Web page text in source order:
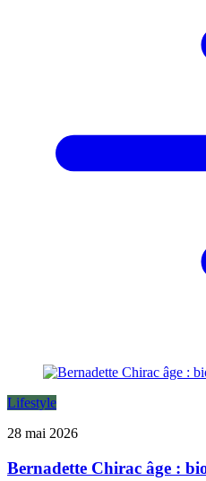
Lifestyle
28 mai 2026
Bernadette Chirac âge :